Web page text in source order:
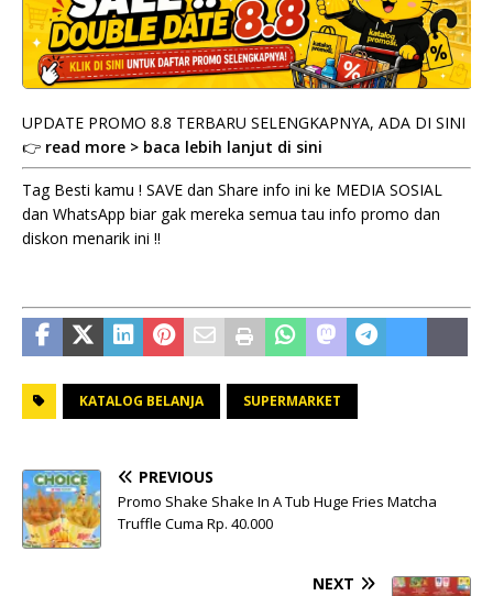
UPDATE PROMO 8.8 TERBARU SELENGKAPNYA, ADA DI SINI
👉 read more > baca lebih lanjut di sini
Tag Besti kamu ! SAVE dan Share info ini ke MEDIA SOSIAL
dan WhatsApp biar gak mereka semua tau info promo dan
diskon menarik ini !!
KATALOG BELANJA SUPERMARKET
PREVIOUS
Promo Shake Shake In A Tub Huge Fries Matcha
Truffle Cuma Rp. 40.000
NEXT